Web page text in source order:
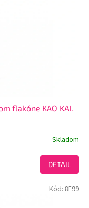
flakóne KAO KAI.
Skladom
DETAIL
Kód: 8F99